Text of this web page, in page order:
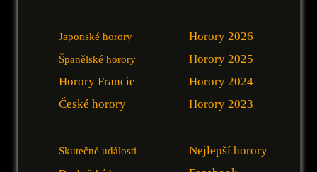
Japonské horory
Španělské horory
Horory Francie
České horory
Horory 2026
Horory 2025
Horory 2024
Horory 2023
Skutečné události
Nejlepší horory